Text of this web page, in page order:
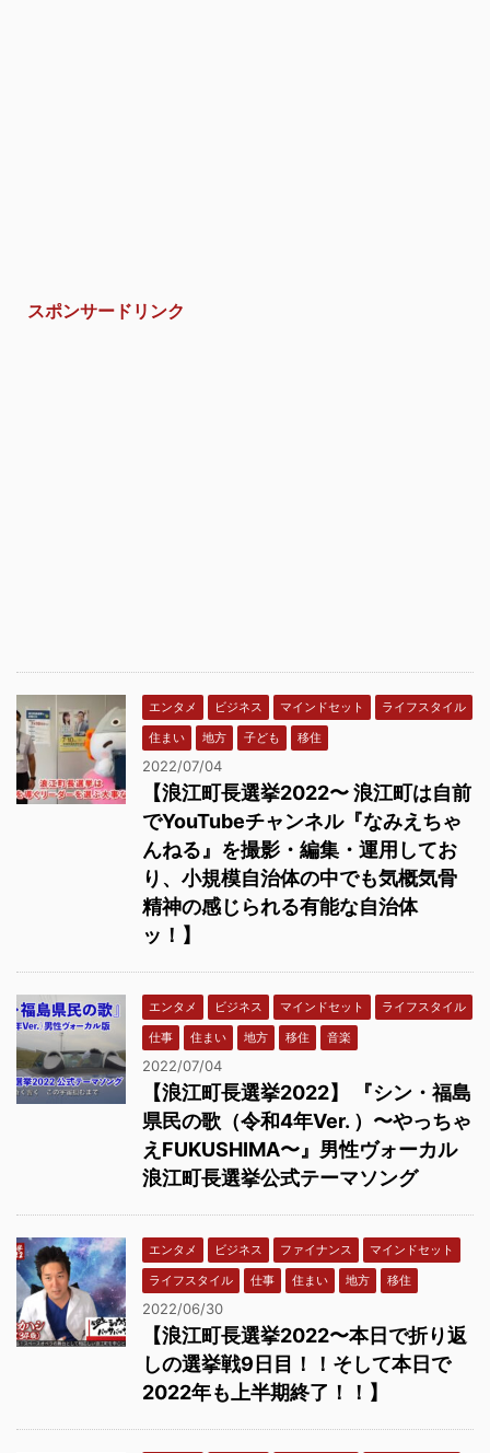
スポンサードリンク
エンタメ ビジネス マインドセット
ライフスタイル
住まい
地方 子ども 移住
2022/07/04
【浪江町長選挙2022〜 浪江町は自前
でYouTubeチャンネル『なみえちゃ
んねる』を撮影・編集・運用してお
り、小規模自治体の中でも気概気骨
精神の感じられる有能な自治体
ッ！】
エンタメ ビジネス マインドセット
ライフスタイル
仕事
住まい 地方 移住 音楽
2022/07/04
【浪江町長選挙2022】 『シン・福島
県民の歌（令和4年Ver. ）〜やっちゃ
えFUKUSHIMA〜』男性ヴォーカル
浪江町長選挙公式テーマソング
エンタメ ビジネス ファイナンス
マインドセット
ライフスタイル
仕事 住まい 地方 移住
2022/06/30
【浪江町長選挙2022〜本日で折り返
しの選挙戦9日目！！そして本日で
2022年も上半期終了！！】